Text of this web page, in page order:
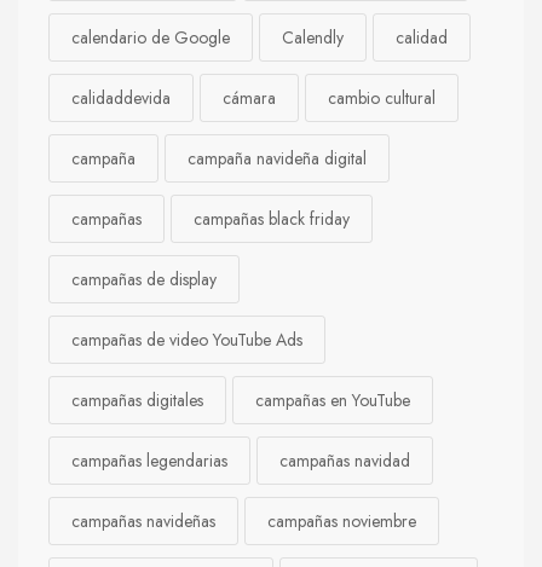
calendario de Google Calendly calidad
calidaddevida cámara cambio cultural
campaña campaña navideña digital
campañas campañas black friday
campañas de display
campañas de video YouTube Ads
campañas digitales campañas en YouTube
campañas legendarias campañas navidad
campañas navideñas campañas noviembre